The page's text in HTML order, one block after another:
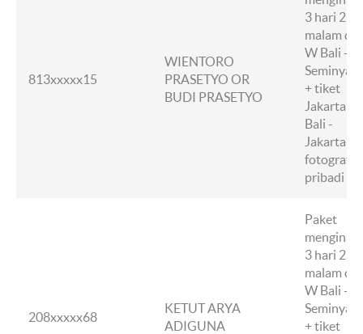
813xxxxx15
WIENTORO
PRASETYO OR
BUDI PRASETYO
3 hari 2
malam di
W Bali -
Seminyak
+ tiket
Jakarta -
Bali -
Jakarta +
fotografer
pribadi
208xxxxx68
KETUT ARYA
ADIGUNA
Paket
menginap
3 hari 2
malam di
W Bali -
Seminyak
+ tiket